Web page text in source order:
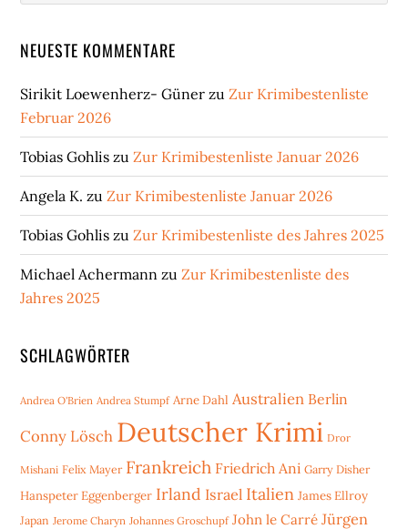
NEUESTE KOMMENTARE
Sirikit Loewenherz- Güner zuZur Krimibestenliste
Februar 2026
Tobias Gohlis zuZur Krimibestenliste Januar 2026
Angela K. zuZur Krimibestenliste Januar 2026
Tobias Gohlis zuZur Krimibestenliste des Jahres 2025
Michael Achermann zuZur Krimibestenliste des
Jahres 2025
SCHLAGWÖRTER
Andrea O'Brien Andrea Stumpf Arne Dahl Australien Berlin
Conny Lösch Deutscher Krimi Dror
Mishani Felix Mayer Frankreich Friedrich Ani Garry Disher
Hanspeter Eggenberger Irland Israel Italien James Ellroy
Japan Jerome Charyn Johannes Groschupf John le Carré Jürgen